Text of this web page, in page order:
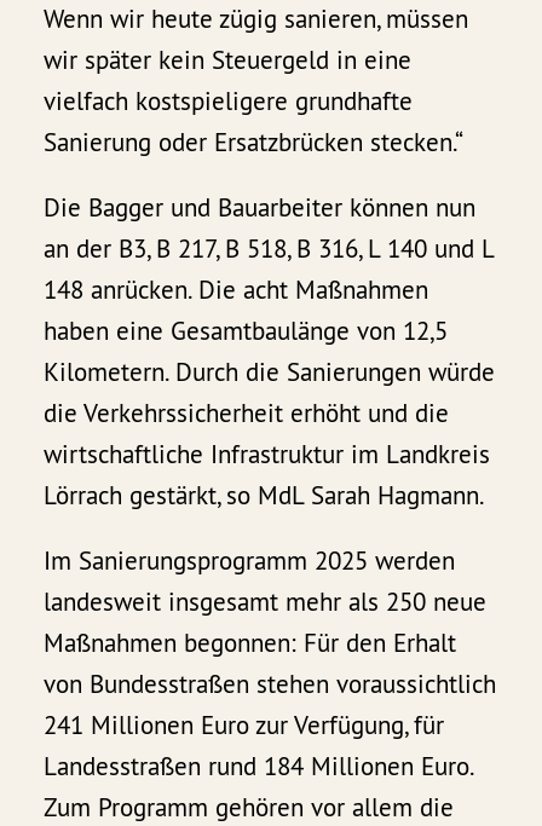
Wenn wir heute zügig sanieren, müssen
wir später kein Steuergeld in eine
vielfach kostspieligere grundhafte
Sanierung oder Ersatzbrücken stecken.“
Die Bagger und Bauarbeiter können nun
an der B3, B 217, B 518, B 316, L 140 und L
148 anrücken. Die acht Maßnahmen
haben eine Gesamtbaulänge von 12,5
Kilometern. Durch die Sanierungen würde
die Verkehrssicherheit erhöht und die
wirtschaftliche Infrastruktur im Landkreis
Lörrach gestärkt, so MdL Sarah Hagmann.
Im Sanierungsprogramm 2025 werden
landesweit insgesamt mehr als 250 neue
Maßnahmen begonnen: Für den Erhalt
von Bundesstraßen stehen voraussichtlich
241 Millionen Euro zur Verfügung, für
Landesstraßen rund 184 Millionen Euro.
Zum Programm gehören vor allem die